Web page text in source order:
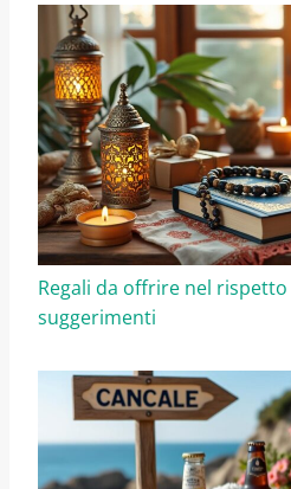
Regali da offrire nel rispetto
suggerimenti